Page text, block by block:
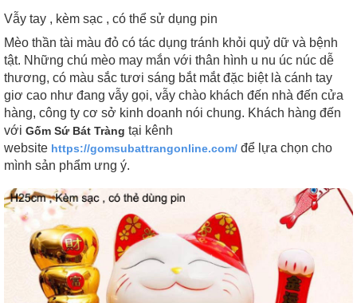
Vẫy tay , kèm sạc , có thể sử dụng pin
Mèo thần tài màu đỏ có tác dụng tránh khỏi quỷ dữ và bệnh
tật. Những chú mèo may mắn với thân hình u nu úc núc dễ
thương, có màu sắc tươi sáng bắt mắt đặc biệt là cánh tay
giơ cao như đang vẫy gọi, vẫy chào khách đến nhà đến cửa
hàng, công ty cơ sở kinh doanh nói chung. Khách hàng đến
với Gốm Sứ Bát Tràng tại kênh
website https://gomsubattrangonline.com/ để lựa chọn cho
mình sản phẩm ưng ý.